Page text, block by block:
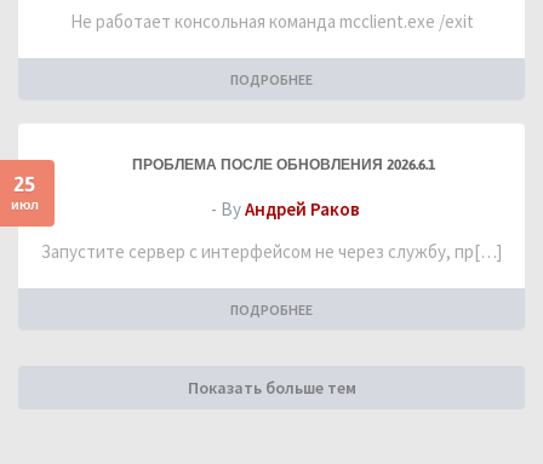
Не работает консольная команда mcclient.exe /exit
ПОДРОБНЕЕ
25
июл
ПРОБЛЕМА ПОСЛЕ ОБНОВЛЕНИЯ 2026.6.1
- ByАндрей Раков
Запустите сервер с интерфейсом не через службу, пр[…]
ПОДРОБНЕЕ
Показать больше тем